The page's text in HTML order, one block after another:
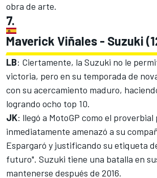
obra de arte.
7.
Maverick Viñales - Suzuki
LB: Ciertamente, la Suzuki no le
victoria, pero en su temporada de
con su acercamiento maduro,
logrando ocho top 10.
JK: llegó a MotoGP como el proverbial
inmediatamente amenazó a su
Espargaró y justificando su etiqueta
futuro". Suzuki tiene una batalla en
mantenerse después de 2016.